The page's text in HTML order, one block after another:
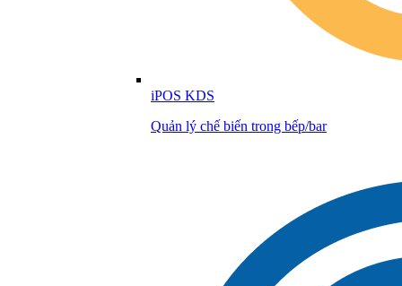
iPOS KDS
Quản lý chế biến trong bếp/bar